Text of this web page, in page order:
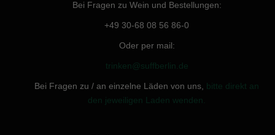
Bei Fragen zu Wein und Bestellungen:
+49 30-68 08 56 86-0
Oder per mail:
trinken@suffberlin.de
Bei Fragen zu / an einzelne Läden von uns, bitte direkt an
den jeweiligen Laden wenden.